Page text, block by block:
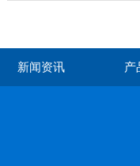
新闻资讯 产